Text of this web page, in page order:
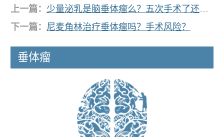
上一篇： 少量泌乳是脑垂体瘤么？五次手术了还能？
下一篇： 尼麦角林治疗垂体瘤吗？手术风险？
垂体瘤